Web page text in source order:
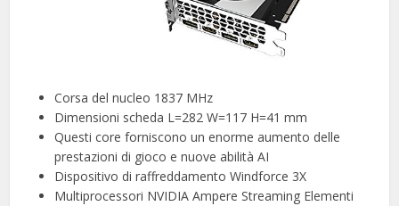
Corsa del nucleo 1837 MHz
Dimensioni scheda L=282 W=117 H=41 mm
Questi core forniscono un enorme aumento delle
prestazioni di gioco e nuove abilità AI
Dispositivo di raffreddamento Windforce 3X
Multiprocessori NVIDIA Ampere Streaming Elementi